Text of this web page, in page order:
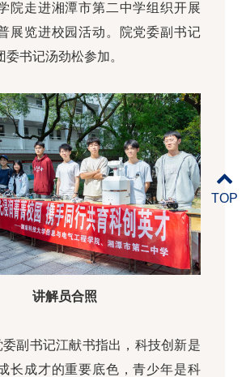
院走进湘潭市第二中学组织开展
展览进校园活动。院党委副书记
委书记汤劲松参加。
讲解员合照
委副书记江献书指出，科技创新是
长成才的重要底色，青少年是科
TOP